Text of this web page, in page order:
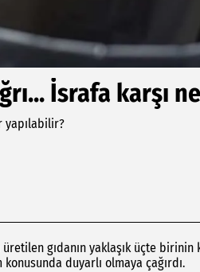
İsrafa karşı
yapılabilir?
gıdanın yaklaşık üçte
duyarlı olmaya çağırdı.